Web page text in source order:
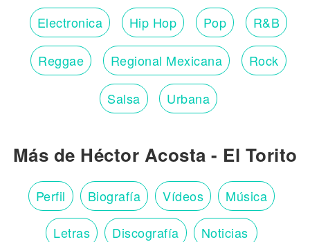
Electronica Hip Hop Pop R&B
Reggae Regional Mexicana Rock
Salsa Urbana
Más de Héctor Acosta - El Torito
Perfil Biografía Vídeos Música
Letras Discografía Noticias